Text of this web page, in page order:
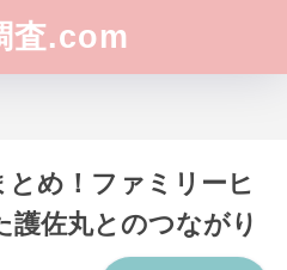
査.com
め！ファミリーヒ
護佐丸とのつながり